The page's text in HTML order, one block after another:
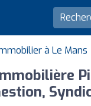
à Le Mans